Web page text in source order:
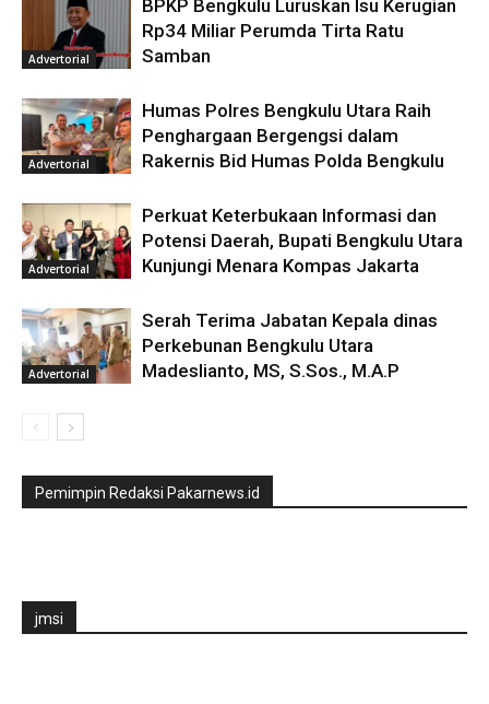
Advertorial
BPKP Bengkulu Luruskan Isu Kerugian
Rp34 Miliar Perumda Tirta Ratu
Samban
Advertorial
Humas Polres Bengkulu Utara Raih
Penghargaan Bergengsi dalam
Rakernis Bid Humas Polda Bengkulu
Advertorial
Perkuat Keterbukaan Informasi dan
Potensi Daerah, Bupati Bengkulu Utara
Kunjungi Menara Kompas Jakarta
Advertorial
Serah Terima Jabatan Kepala dinas
Perkebunan Bengkulu Utara
Madeslianto, MS, S.Sos., M.A.P
Pemimpin Redaksi Pakarnews.id
jmsi